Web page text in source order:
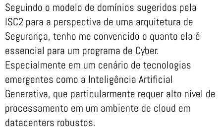
Seguindo o modelo de domínios sugeridos pela
ISC2 para a perspectiva de uma arquitetura de
Segurança, tenho me convencido o quanto ela é
essencial para um programa de Cyber.
Especialmente em um cenário de tecnologias
emergentes como a Inteligência Artificial
Generativa, que particularmente requer alto nível de
processamento em um ambiente de cloud em
datacenters robustos.